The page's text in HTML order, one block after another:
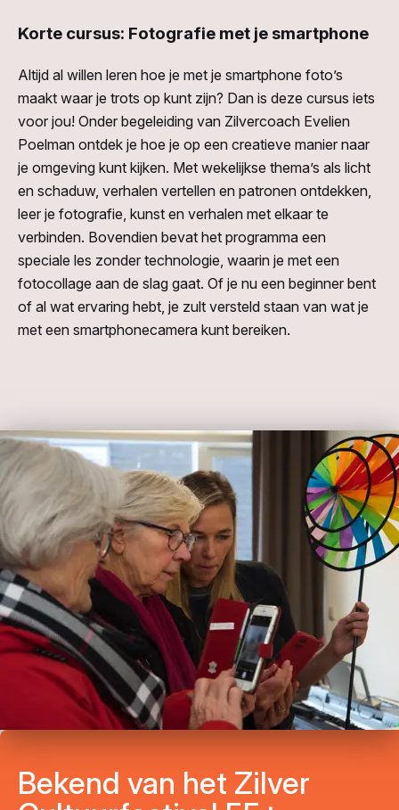
Korte cursus: Fotografie met je smartphone
Altijd al willen leren hoe je met je smartphone foto’s
maakt waar je trots op kunt zijn? Dan is deze cursus iets
voor jou! Onder begeleiding van Zilvercoach Evelien
Poelman ontdek je hoe je op een creatieve manier naar
je omgeving kunt kijken. Met wekelijkse thema’s als licht
en schaduw, verhalen vertellen en patronen ontdekken,
leer je fotografie, kunst en verhalen met elkaar te
verbinden. Bovendien bevat het programma een
speciale les zonder technologie, waarin je met een
fotocollage aan de slag gaat. Of je nu een beginner bent
of al wat ervaring hebt, je zult versteld staan van wat je
met een smartphonecamera kunt bereiken.
Bekend van het Zilver